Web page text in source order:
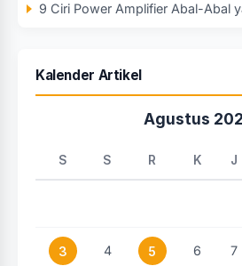
9 Ciri Power Amplifier Abal-Abal
Kalender Artikel
Agustus
S S R K J
3 4 5 6 7